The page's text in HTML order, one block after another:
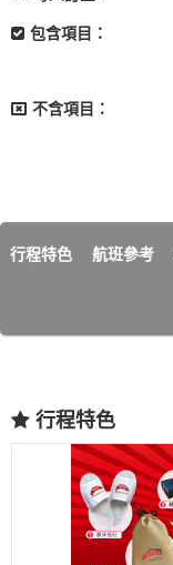
包含項目：
不含項目：
行程特色 航班參考
行程特色